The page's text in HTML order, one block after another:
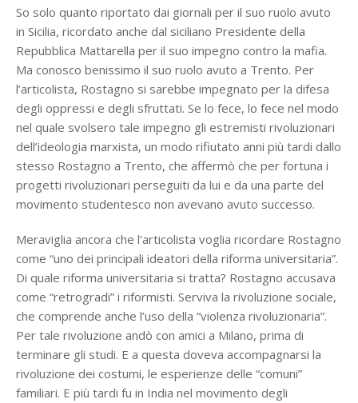
So solo quanto riportato dai giornali per il suo ruolo avuto
in Sicilia, ricordato anche dal siciliano Presidente della
Repubblica Mattarella per il suo impegno contro la mafia.
Ma conosco benissimo il suo ruolo avuto a Trento. Per
l’articolista, Rostagno si sarebbe impegnato per la difesa
degli oppressi e degli sfruttati. Se lo fece, lo fece nel modo
nel quale svolsero tale impegno gli estremisti rivoluzionari
dell’ideologia marxista, un modo rifiutato anni più tardi dallo
stesso Rostagno a Trento, che affermò che per fortuna i
progetti rivoluzionari perseguiti da lui e da una parte del
movimento studentesco non avevano avuto successo.
Meraviglia ancora che l’articolista voglia ricordare Rostagno
come “uno dei principali ideatori della riforma universitaria”.
Di quale riforma universitaria si tratta? Rostagno accusava
come “retrogradi” i riformisti. Serviva la rivoluzione sociale,
che comprende anche l’uso della “violenza rivoluzionaria”.
Per tale rivoluzione andò con amici a Milano, prima di
terminare gli studi. E a questa doveva accompagnarsi la
rivoluzione dei costumi, le esperienze delle “comuni”
familiari. E più tardi fu in India nel movimento degli